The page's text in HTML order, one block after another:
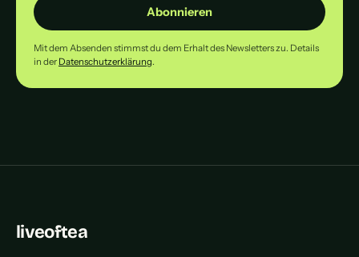
Abonnieren
Mit dem Absenden stimmst du dem Erhalt des Newsletters zu. Details
in der Datenschutzerklärung.
liveoftea